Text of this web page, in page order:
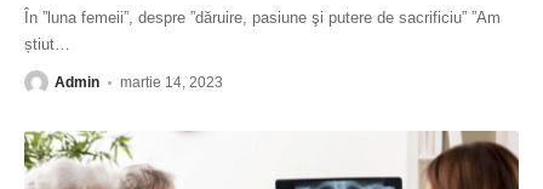
În ”luna femeii”, despre ”dăruire, pasiune şi putere de sacrificiu” ”Am
știut…
Admin martie 14, 2023